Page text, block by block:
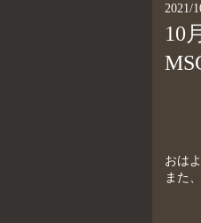
2021/
10
おは
また